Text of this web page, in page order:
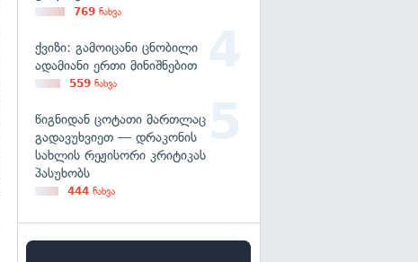
769 ნახვა
ქვიზი: გამოიცანი ცნობილი
ადამიანი ერთი მინიშნებით
559 ნახვა
წიგნიდან ცოტათი მართლაც
გადავუხვიეთ — დრაკონის
სახლის რეჟისორი კრიტიკას
პასუხობს
444 ნახვა